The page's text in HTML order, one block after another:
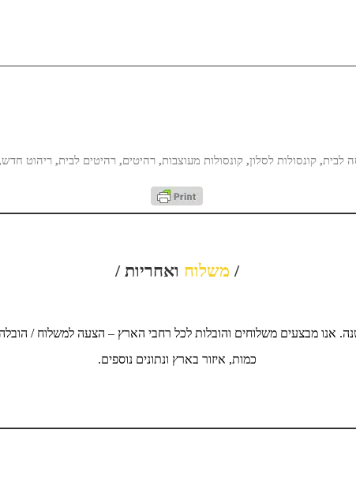
לבית, קונסולות לסלון, קונסולות מעוצבות, רהיטים, רהיטים לבית, ריהוט חדש
/ משלוח ואחריות /
אנו מבצעים משלוחים והובלות לכל רחבי הארץ – הצעה למשלוח /
כמות, איזור בארץ ונתונים נוספים.